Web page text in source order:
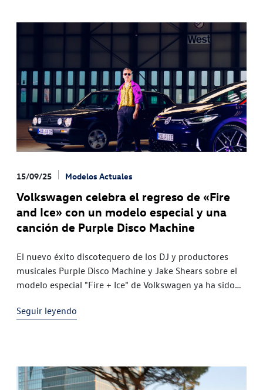
15/09/25 Modelos Actuales
Volkswagen celebra el regreso de «Fire
and Ice» con un modelo especial y una
canción de Purple Disco Machine
El nuevo éxito discotequero de los DJ y productores
musicales Purple Disco Machine y Jake Shears sobre el
modelo especial "Fire + Ice" de Volkswagen ya ha sido
Seguir leyendo